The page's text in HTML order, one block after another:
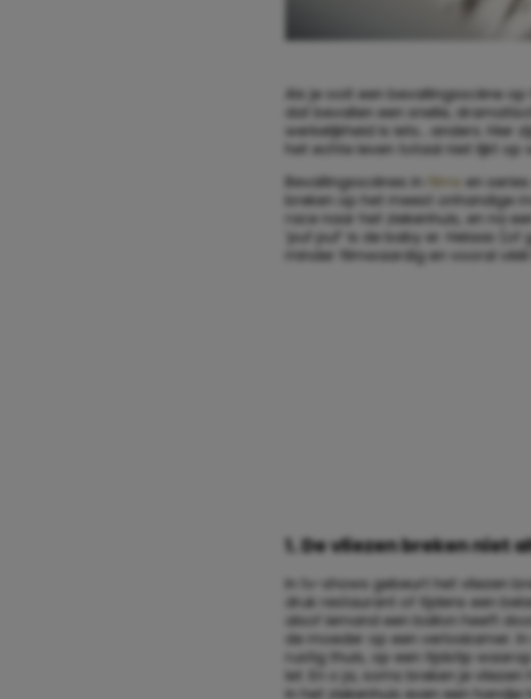
Als je ooit een bevallingsscène
dat bevallen een snelle,
werkelijkheid is iets… anders. Hier
het echte leven totaal niet lijkt op
Bevallingsscènes in
films en
breken op het meest onhandige
race naar het ziekenhuis, en na
‘puf puf’ is de baby er. Helaas
minder filmwaardig en vooral véél
1. De vliezen breken niet
In tv-shows gebeurt het vliezen
druk restaurant of tijdens een
alsof iemand een ballon heeft
de moeder op een verloskamer.
rustig thuis, op een tijdstip
let. En o ja, soms breken je
in het ziekenhuis even een handje